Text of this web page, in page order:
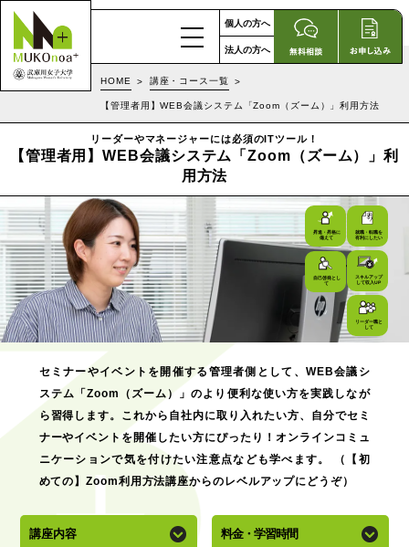
個人の方へ
法人の方へ
HOME 講座・コース一覧
【管理者用】WEB会議システム「Zoom（ズーム）」利用方法
リーダーやマネージャーには必須のITツール！
【管理者用】WEB会議システム「Zoom（ズーム）」利
用方法
就職・転職を
有利にしたい
スキルアップ
して収入UP
リーダー職と
して
昇進・昇格に
備えて
自己啓発とし
て
セミナーやイベントを開催する管理者側として、WEB会議シ
ステム「Zoom（ズーム）」のより便利な使い方を実践しなが
ら習得します。これから自社内に取り入れたい方、自分でセミ
ナーやイベントを開催したい方にぴったり！オンラインコミュ
ニケーションで気を付けたい注意点なども学べます。 （【初
めての】Zoom利用方法講座からのレベルアップにどうぞ）
講座内容 料金・学習時間